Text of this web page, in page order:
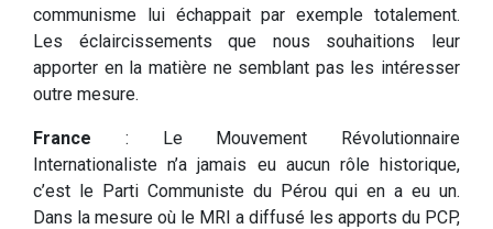
communisme lui échappait par exemple totalement.
Les éclaircissements que nous souhaitions leur
apporter en la matière ne semblant pas les intéresser
outre mesure.
France : Le Mouvement Révolutionnaire
Internationaliste n’a jamais eu aucun rôle historique,
c’est le Parti Communiste du Pérou qui en a eu un.
Dans la mesure où le MRI a diffusé les apports du PCP,